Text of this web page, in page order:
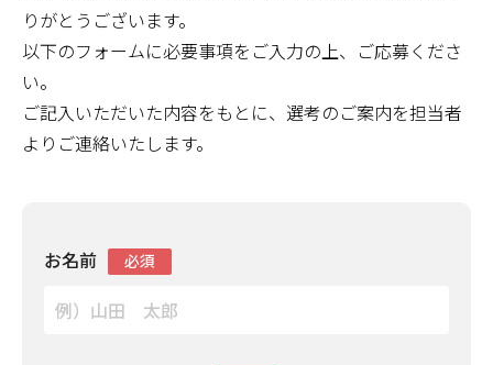
りがとうございます。
以下のフォームに必要事項をご入力の上、ご応募くださ
い。
ご記入いただいた内容をもとに、選考のご案内を担当者
よりご連絡いたします。
お名前 必須